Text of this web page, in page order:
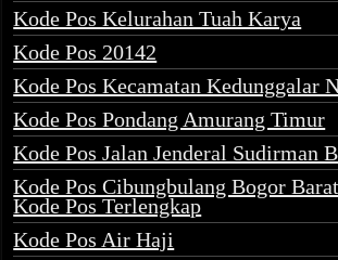
Kode Pos Kelurahan Tuah Karya
Kode Pos 20142
Kode Pos Kecamatan Kedunggalar
Kode Pos Pondang Amurang Timur
Kode Pos Jalan Jenderal Sudirman
Kode Pos Cibungbulang Bogor
Kode Pos Terlengkap
Kode Pos Air Haji